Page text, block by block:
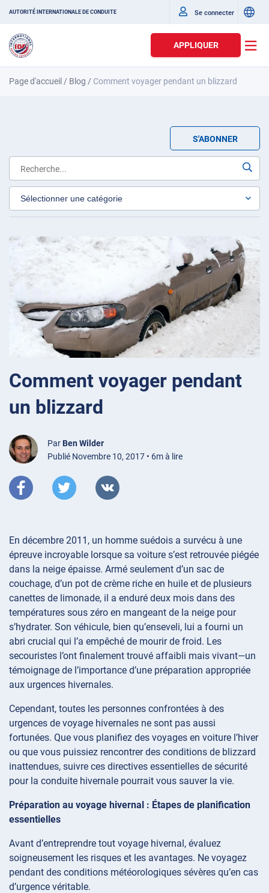
AUTORITÉ INTERNATIONALE DE CONDUITE Se connecter
APPLIQUER
Page d'accueil / Blog / Comment voyager pendant un blizzard
S'ABONNER
Comment voyager pendant
un blizzard
Par Ben Wilder
Publié Novembre 10, 2017 • 6m à lire
En décembre 2011, un homme suédois a survécu à une
épreuve incroyable lorsque sa voiture s’est retrouvée piégée
dans la neige épaisse. Armé seulement d’un sac de
couchage, d’un pot de crème riche en huile et de plusieurs
canettes de limonade, il a enduré deux mois dans des
températures sous zéro en mangeant de la neige pour
s’hydrater. Son véhicule, bien qu’enseveli, lui a fourni un
abri crucial qui l’a empêché de mourir de froid. Les
secouristes l’ont finalement trouvé affaibli mais vivant—un
témoignage de l’importance d’une préparation appropriée
aux urgences hivernales.
Cependant, toutes les personnes confrontées à des
urgences de voyage hivernales ne sont pas aussi
fortunées. Que vous planifiez des voyages en voiture l’hiver
ou que vous puissiez rencontrer des conditions de blizzard
inattendues, suivre ces directives essentielles de sécurité
pour la conduite hivernale pourrait vous sauver la vie.
Préparation au voyage hivernal : Étapes de planification
essentielles
Avant d’entreprendre tout voyage hivernal, évaluez
soigneusement les risques et les avantages. Ne voyagez
pendant des conditions météorologiques sévères qu’en cas
d’urgence véritable.